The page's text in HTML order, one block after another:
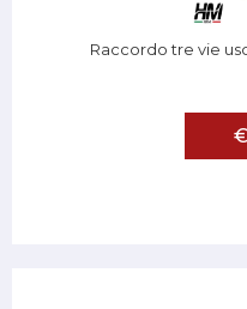
Raccordo tre vie